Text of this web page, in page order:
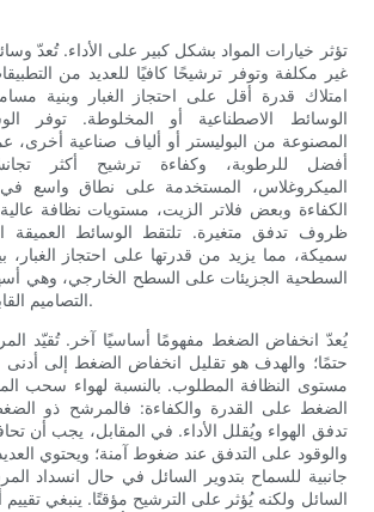
تؤثر خيارات المواد بشكل كبير على الأداء. تُعدّ
غير مكلفة وتوفر ترشيحًا كافيًا للعديد من
امتلاك قدرة أقل على احتجاز الغبار وبنية
الوسائط الاصطناعية أو المخلوطة. توفر
المصنوعة من البوليستر أو ألياف صناعية أخرى،
أفضل للرطوبة، وكفاءة ترشيح أكثر
الميكروغلاس، المستخدمة على نطاق واسع في
الكفاءة وبعض فلاتر الزيت، مستويات نظافة
ظروف تدفق متغيرة. تلتقط الوسائط العميقة
سميكة، مما يزيد من قدرتها على احتجاز الغبار،
السطحية الجزيئات على السطح الخارجي، وهي
التصاميم القابلة لإعادة الاستخدام.
يُعدّ انخفاض الضغط مفهومًا أساسيًا آخر. تُقيّد
حتمًا؛ والهدف هو تقليل انخفاض الضغط إلى
مستوى النظافة المطلوب. بالنسبة لهواء سحب
الضغط على القدرة والكفاءة: فالمرشح ذو
تدفق الهواء ويُقلل الأداء. في المقابل، يجب أن
والوقود على التدفق عند ضغوط آمنة؛ ويحتوي
جانبية للسماح بتدوير السائل في حال انسداد
السائل ولكنه يُؤثر على الترشيح مؤقتًا. ينبغي